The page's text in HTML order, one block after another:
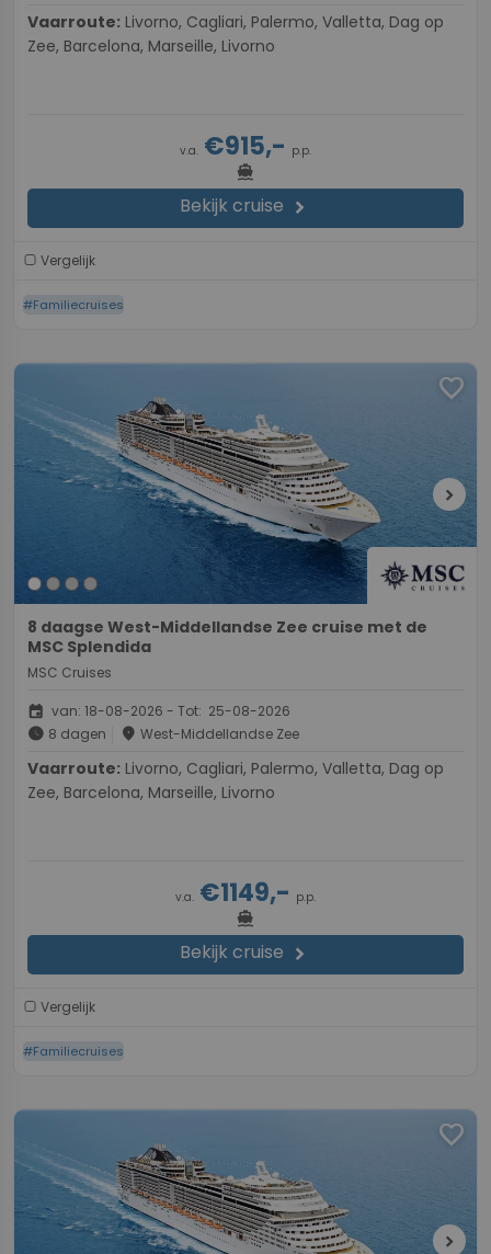
Vaarroute:
Zee, Barcelona, Marseille, Livorno
v.a. €915,- p.p.
directions_boat
Bekijk cruise chevron_right
Vergelijk
#Familiecruises
favorite
chevron_right
8 daagse West-Middellandse Zee cruise met de
MSC Splendida
MSC Cruises
event van: 18-08-2026 - Tot: 25-08-2026
schedule 8 dagen place West-Middellandse Zee
Vaarroute:
Zee, Barcelona, Marseille, Livorno
v.a. €1149,- p.p.
directions_boat
Bekijk cruise chevron_right
Vergelijk
#Familiecruises
favorite
chevron_right